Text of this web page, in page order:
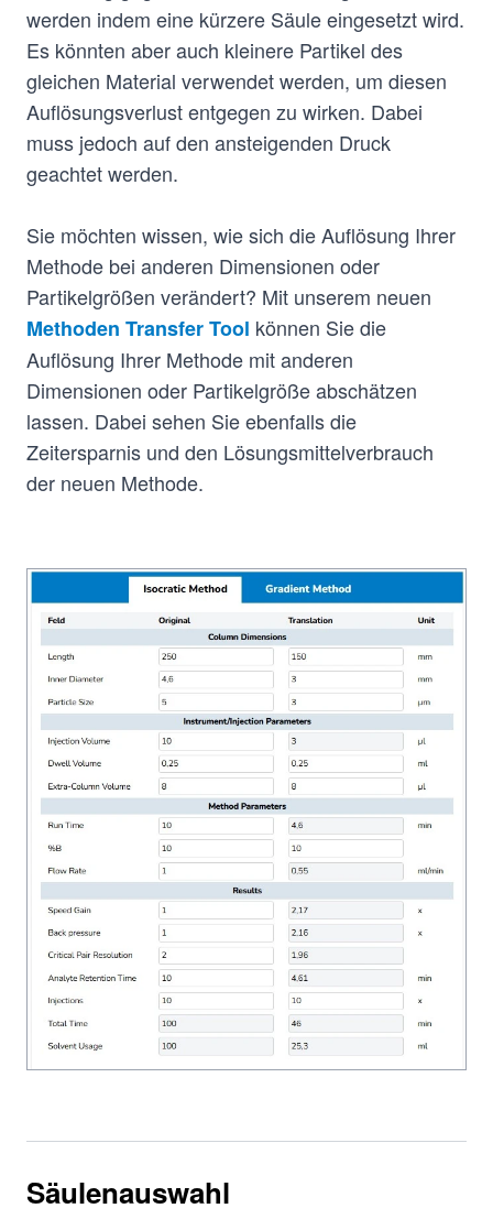
werden indem eine kürzere Säule eingesetzt wird.
Es könnten aber auch kleinere Partikel des
gleichen Material verwendet werden, um diesen
Auflösungsverlust entgegen zu wirken. Dabei
muss jedoch auf den ansteigenden Druck
geachtet werden.
Sie möchten wissen, wie sich die Auflösung Ihrer
Methode bei anderen Dimensionen oder
Partikelgrößen verändert? Mit unserem neuen
Methoden Transfer Tool können Sie die
Auflösung Ihrer Methode mit anderen
Dimensionen oder Partikelgröße abschätzen
lassen. Dabei sehen Sie ebenfalls die
Zeitersparnis und den Lösungsmittelverbrauch
der neuen Methode.
Säulenauswahl